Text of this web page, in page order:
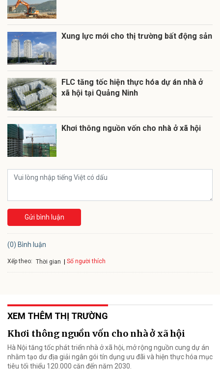
Xung lực mới cho thị trường bất động sản
FLC tăng tốc hiện thực hóa dự án nhà ở
xã hội tại Quảng Ninh
Khơi thông nguồn vốn cho nhà ở xã hội
Gửi bình luận
(0) Bình luận
Xếp theo: Thời gian Số người thích
XEM THÊM THỊ TRƯỜNG
Khơi thông nguồn vốn cho nhà ở xã hội
Hà Nội tăng tốc phát triển nhà ở xã hội, mở rộng nguồn cung dự án
nhằm tạo dư địa giải ngân gói tín dụng ưu đãi và hiện thực hóa mục
tiêu tối thiểu 120.000 căn đến năm 2030.